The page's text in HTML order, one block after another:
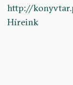
http://
Híreink